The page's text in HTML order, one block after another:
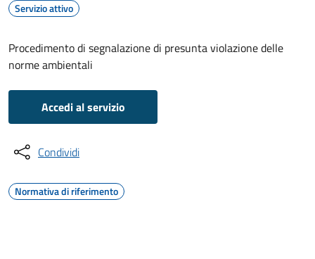
Servizio attivo
Procedimento di segnalazione di presunta violazione delle
norme ambientali
Accedi al servizio
Condividi
Normativa di riferimento